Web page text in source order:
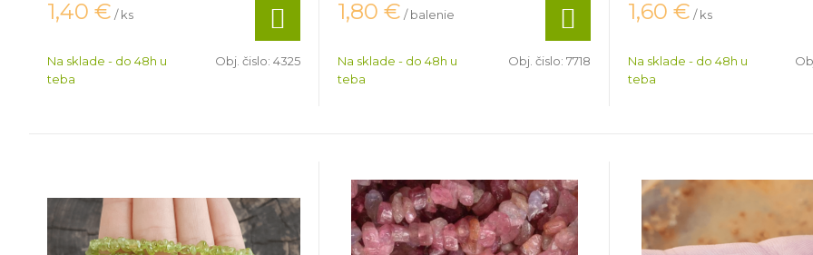
1,40 € / ks
Na sklade - do 48h u
teba
Obj. čislo: 4325
1,80 € / balenie
Na sklade - do 48h u
teba
Obj. čislo: 7718
1,60 € / ks
Na sklade - do 48h u
teba